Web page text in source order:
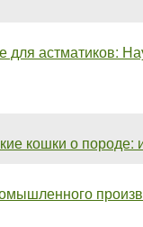
астматиков:
кошки о породе: